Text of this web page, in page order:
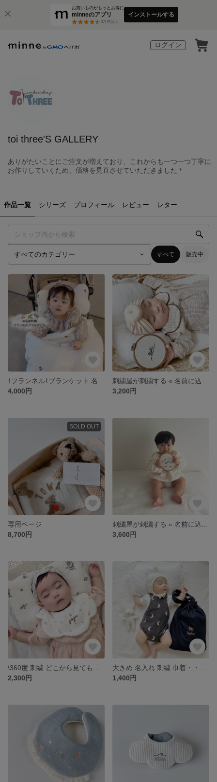
お買いものがもっとお得に
minneのアプリ
3万件以上
インストールする
ログイン
toi three'S GALLERY
ありがたいことにご注文が増えており、これからも一つ一つ丁寧に
お作りしていくため、価格を見直させていただきました＊
作品一覧 シリーズ プロフィール レビュー レター
すべて 販売中
4,000円
3,200円
SOLD OUT
専用ページ
8,700円
3,600円
2,300円
1,400円